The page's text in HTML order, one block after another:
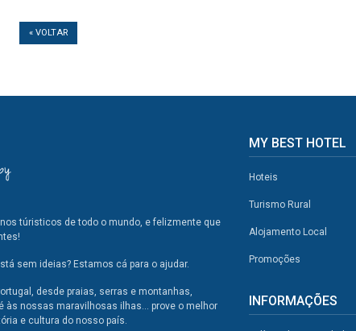
« VOLTAR
túristicos de todo o mundo, e felizmente que
sem ideias? Estamos cá para o ajudar.
desde praias, serras e montanhas,
nossas maravilhosas ilhas... prove o melhor
e cultura do nosso país.
MY BEST HOTEL
Hoteis
Turismo Rural
Alojamento Local
Promoções
INFORMAÇÕES